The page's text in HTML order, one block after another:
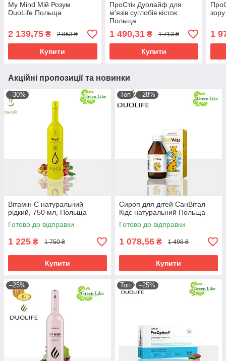
My Mind Мій Розум
DuoLife Польща
2 139,75 ₴ 2 853 ₴
Купити
ПроСтік Дуолайф для
м'язів суглобів кісток
Польща
1 490,31₴ 1 713 ₴
Купити
1
Акційні пропозиції та новинки
–30%
Вітамін С натуральний
рідкий, 750 мл, Польща
Готово до відправки
1 225 ₴ 1 750 ₴
Купити
Топ –28%
Сироп для дітей СанВітал
Кідс натуральний Польща
Готово до відправки
1 078,56 ₴ 1 498 ₴
Купити
–25% Топ –25%